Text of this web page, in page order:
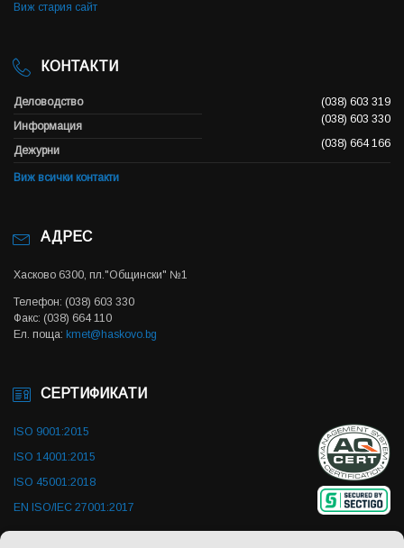
Виж стария сайт
КОНТАКТИ
Деловодство
(038) 603 319
Информация
(038) 603 330
Дежурни
(038) 664 166
Виж всички контакти
АДРЕС
Хасково 6300, пл."Общински" №1
Телефон: (038) 603 330
Факс: (038) 664 110
Ел. поща: kmet@haskovo.bg
СЕРТИФИКАТИ
ISO 9001:2015
ISO 14001:2015
ISO 45001:2018
EN ISO/IEC 27001:2017